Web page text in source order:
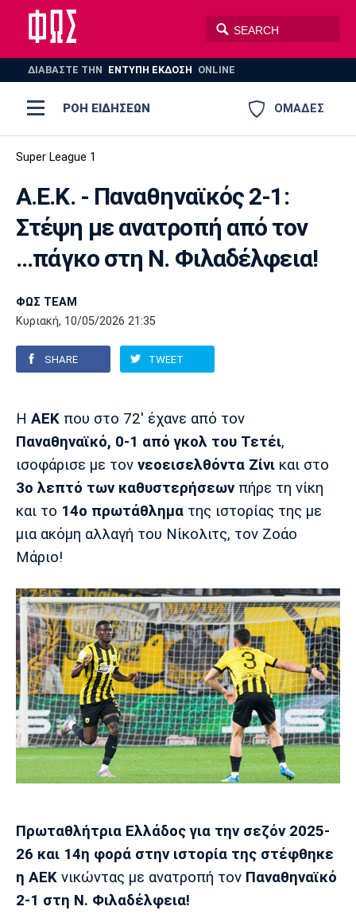
ΔΙΑΒΑΣΤΕ THN ΕΝΤΥΠΗ ΕΚΔΟΣΗ ONLINE
ΟΜΑΔΕΣ
ΡΟΗ ΕΙΔΗΣΕΩΝ
ΠΟΔΟΣΦΑΙΡΟ
ΣΠΟΡ
AUTO-MOTO PLUS
Ποδόσφαιρο
Super League 1
Super League 2
Γ Εθνική
Ελλάδα
Champions League
Conference League
Διεθνή
Euro
Εθνικές Ομάδες
Κύπελλο
Διαιτησία
Ποδόσφαιρο Γυναικών
Μπάσκετ
Ελλάδα
Εθνική
EuroLeague
ΝΒΑ
Champions League
Κύπελλο
EuroCup
Basket League
Α2 Μπάσκετ
FIBA World Cup 2023
Ολυμπιακοί Αγώνες
Βόλεϊ
Πόλο
Τένις
Στίβος
Γυμναστική
Κολύμβηση
Χάντμπολ
Auto-Moto
Αυτοκίνητο
Formula 1
Μοτοσυκλέτα
Tech
Gaming
Gadgets
Smartphones
Plus
Θέατρο
Σινεμά
Ευ ζην
Βιβλίο
Μουσική
Πολιτισμός
Blogs
Η Εφημερίδα
Πρωτοσέλιδα
Έντυπη έκδοση
Στήλες
Τραγούδια
Running
Media
Παρασκήνιο
Πρόγραμμα TV
Ολυμπιακός ΑΕΚ ΠΑΟΚ
Παναθηναϊκός Ατρόμητος
Τρίπολης
Απόλλων
Σμύρνης
Άρης ΟΦΗ
Παναχαϊκή Ηρακλής Βόλος
Ιωνικός Κηφισιά Πανσερραϊκός
Μαδρίτης
Super League 1
Α.Ε.Κ. - Παναθηναϊκός 2-1:
Στέψη με ανατροπή από τον
...πάγκο στη Ν. Φιλαδέλφεια!
ΦΩΣ TEAM
Κυριακή, 10/05/2026 21:35
SHARE TWEET
Η ΑΕΚ που στο 72' έχανε από τον
Παναθηναϊκό, 0-1 από γκολ του Τετέι,
ισοφάρισε με τον νεοεισελθόντα Ζίνι και στο
3ο λεπτό των καθυστερήσεωνπήρε τη νίκη
και το 14ο πρωτάθλημα της ιστορίας της με
μια ακόμη αλλαγή του Nίκολιτς, τον Ζοάο
Μάριο!
Πρωταθλήτρια Eλλάδος για την σεζόν 2025-
26 και 14η φορά στην ιστορία της στέφθηκε
η ΑΕΚ νικώντας με ανατροπή τον Παναθηναϊκό
2-1 στη Ν. Φιλαδέλφεια!